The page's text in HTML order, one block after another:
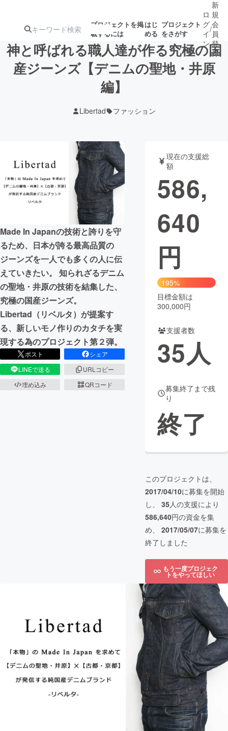
プロジェクトを掲
載するには
はじ
める
プロジェクト
をさがす
注目の新着プロ
テクノロジー・ガジェット
映像・映画 書籍・雑誌
ビジネス・起業 チャレンジ
まちづくり・地域活性化
CAMPFIRE for Social Good CAMPFIRE Creation
CAMPFIREふるさと納税
コミュニティ
ロ
グ
イ
ン
/
新
規
会
員
登
録
神と呼ばれる職人達が作る究極の国
産ジーンズ【デニムの聖地・井原
編】
Libertad ファッション
Made In Japanの技術と誇りを守
るため、日本が誇る最高品質の
ジーンズを一人でも多くの人に伝
えていきたい。 知られざるデニム
の聖地・井原の技術を結集した、
究極の国産ジーンズ。
Libertad（リベルタ）が提案す
る、新しいモノ作りのカタチを実
現する為のプロジェクト第２弾。
ポスト
シェア
LINEで送る
URLコピー
埋め込み
QRコード
現在の支援総
額
586,
640
円
195%
目標金額は
300,000円
支援者数
35人
募集終了まで残
り
終了
このプロジェクトは、
2017/04/10に募集を開始
し、 35人の支援により
586,640円の資金を集
め、 2017/05/07に募集を
終了しました
もう一度プロジェク
トをやってほしい